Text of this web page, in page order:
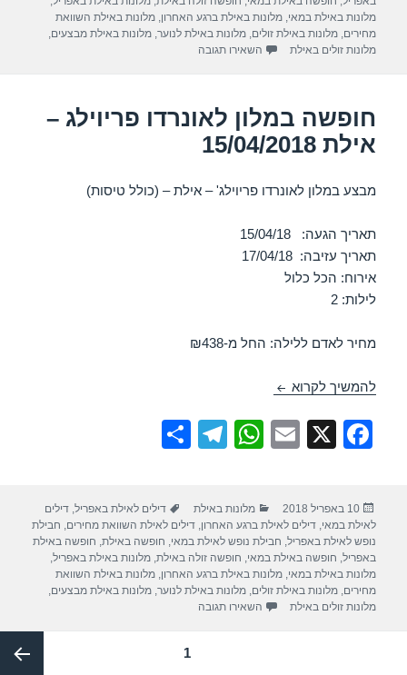
o
o
p
p
m
מלונות באילת במאי ,מלונות באילת ברגע האחרון ,מלונות באילת השוואת
מחירים ,מלונות באילת זולים ,מלונות באילת לנוער ,מלונות באילת מבצעים
מלונות זולים באילת
השאירו תגובה
חופשה במלון לאונרדו פריוילג –
אילת 15/04/2018
מבצע במלון לאונרדו פריוילג' – אילת – (כולל טיסות)
תאריך הגעה: 15/04/18
תאריך עזיבה: 17/04/18
אירוח: הכל כלול
לילות: 2
מחיר לאדם ללילה: החל מ-₪438
להמשיך לקרוא חופשה במלון לאונרדו פריוילג – אילת 15/04/2018
F
e
b
o
o
X
E
W
s
A
p
p
T
gr
a
m
e
פורסם
בתאריך
10 באפריל 2018 קטגוריות
מלונות באילת תגיות
דילים לאילת באפריל,דילים
לאילת במאי,דילים לאילת ברגע האחרון,דילים לאילת השוואת מחירים, חבילת
נופש לאילת באפריל, חבילת נופש לאילת במאי, חופשה באילת, חופשה באילת
באפריל, חופשה באילת במאי, חופשה זולה באילת,מלונות באילת באפריל,
מלונות באילת במאי,מלונות באילת ברגע האחרון,מלונות באילת השוואת
מחירים,מלונות באילת זולים,מלונות באילת לנוער,מלונות באילת מבצעים,
מלונות זולים באילת
השאירו תגובה
עמוד1